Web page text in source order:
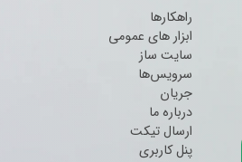
راهکارها
ابزار های عمومی
سایت ساز
سرویس‌ها
جریان
درباره ما
ارسال تیکت
پنل کاربری